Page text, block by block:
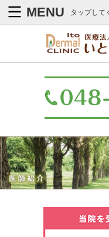
MENU タップして
川口市中青木の皮膚科｜いとう皮膚